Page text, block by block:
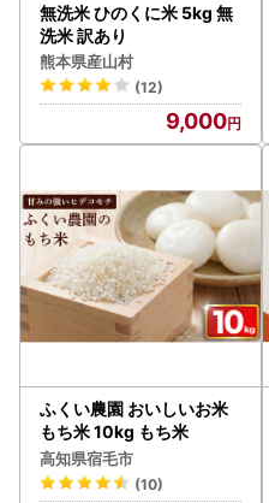
無洗米 ひのくに米 5kg 無
洗米 訳あり
熊本県産山村
(12)
9,000
ふくい農園 おいしいお米
もち米 10kg もち米
高知県宿毛市
(10)